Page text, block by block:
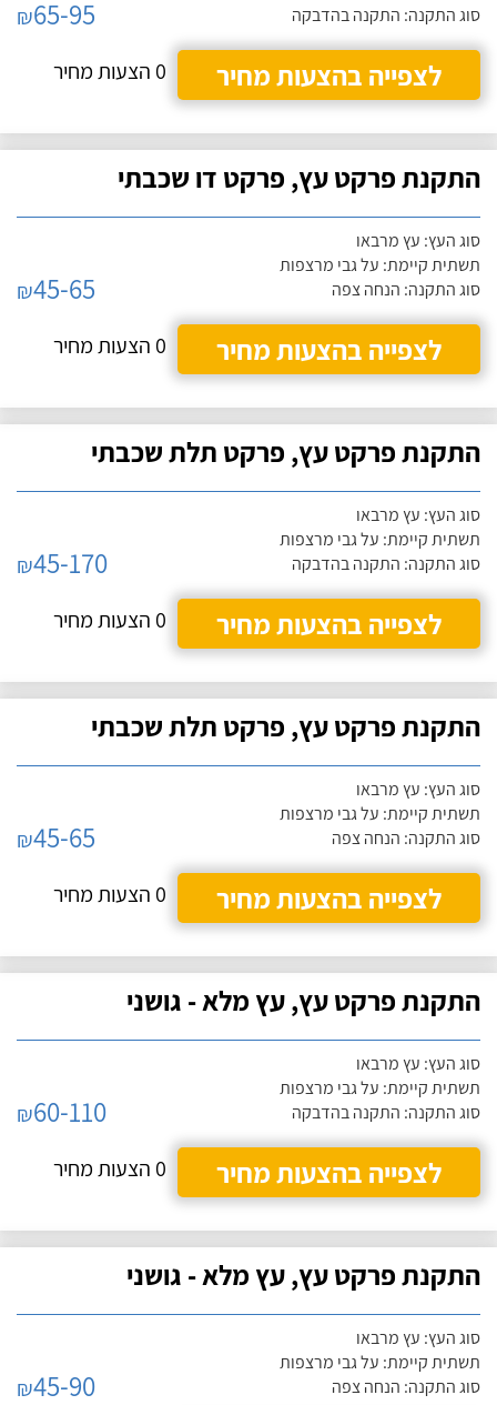
סוג התקנה: התקנה בהדבקה
₪65-95
לצפייה בהצעות מחיר
0 הצעות מחיר
התקנת פרקט עץ, פרקט דו שכבתי
סוג העץ: עץ מרבאו
תשתית קיימת: על גבי מרצפות
סוג התקנה: הנחה צפה
₪45-65
לצפייה בהצעות מחיר
0 הצעות מחיר
התקנת פרקט עץ, פרקט תלת שכבתי
סוג העץ: עץ מרבאו
תשתית קיימת: על גבי מרצפות
סוג התקנה: התקנה בהדבקה
₪45-170
לצפייה בהצעות מחיר
0 הצעות מחיר
התקנת פרקט עץ, פרקט תלת שכבתי
סוג העץ: עץ מרבאו
תשתית קיימת: על גבי מרצפות
סוג התקנה: הנחה צפה
₪45-65
לצפייה בהצעות מחיר
0 הצעות מחיר
התקנת פרקט עץ, עץ מלא - גושני
סוג העץ: עץ מרבאו
תשתית קיימת: על גבי מרצפות
סוג התקנה: התקנה בהדבקה
₪60-110
לצפייה בהצעות מחיר
0 הצעות מחיר
התקנת פרקט עץ, עץ מלא - גושני
סוג העץ: עץ מרבאו
תשתית קיימת: על גבי מרצפות
סוג התקנה: הנחה צפה
₪45-90